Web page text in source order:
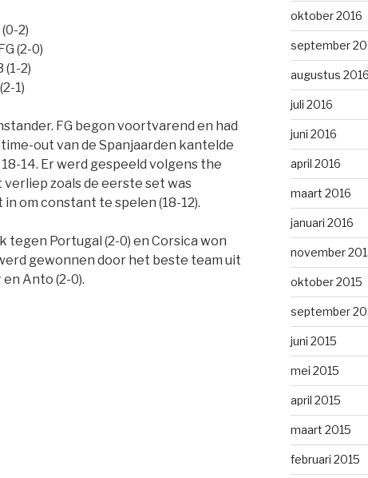
2)
(2-0)
2)
1)
FG begon voortvarend en had
out van de Spanjaarden kantelde
14. Er werd gespeeld volgens the
zoals de eerste set was
om constant te spelen (18-12).
tegen Portugal (2-0) en Corsica won
gewonnen door het beste team uit
Anto (2-0).
oktober 2016
september
augustus
juli 2016
juni 2016
april 2016
maart 2016
januari 2016
november
oktober 2015
september
juni 2015
mei 2015
april 2015
maart 2015
februari 2015